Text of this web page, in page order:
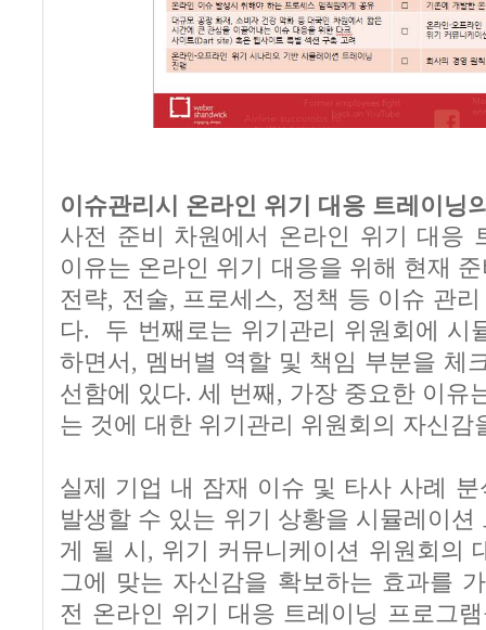
이슈관리시 온라인 위기 대응 트레이닝
사전 준비 차원에서 온라인 위기 대응
이유는 온라인 위기 대응을 위해 현재
전략, 전술, 프로세스, 정책 등 이슈 관
다. 두 번째로는 위기관리 위원회에 시
하면서, 멤버별 역할 및 책임 부분을 체
선함에 있다. 세 번째, 가장 중요한 이유
는 것에 대한 위기관리 위원회의 자신감
실제 기업 내 잠재 이슈 및 타사 사례
발생할 수 있는 위기 상황을 시뮬레이
게 될 시, 위기 커뮤니케이션 위원회의
그에 맞는 자신감을 확보하는 효과를
전 온라인 위기 대응 트레이닝 프로그